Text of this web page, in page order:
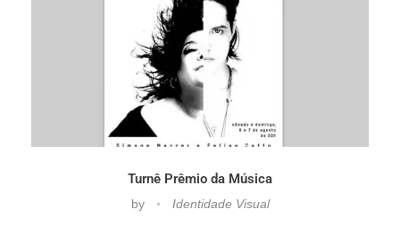
Turnê Prêmio da Música
by Identidade Visual